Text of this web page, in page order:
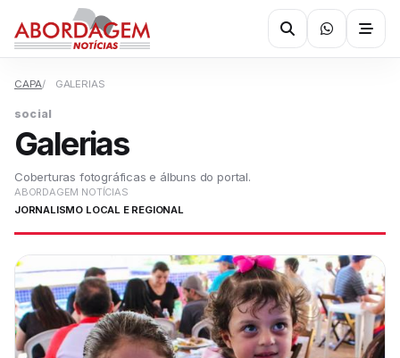
CAPA GALERIAS
social
Galerias
Coberturas fotográficas e álbuns do portal.
ABORDAGEM NOTÍCIAS
JORNALISMO LOCAL E REGIONAL